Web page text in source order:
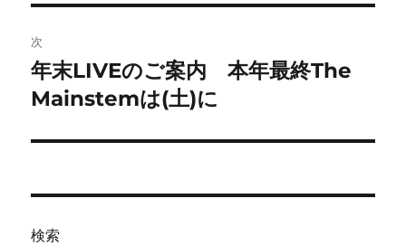
ビ
ゲ
ー
シ
ン
投
稿:
次
次
の
稿:
年末LIVEのご案内 本年最終The
Mainstemは(土)に
検索